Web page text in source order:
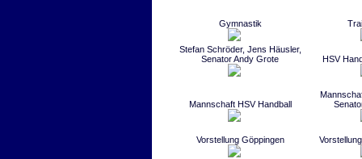
Gymnastik
Stefan Schröder, Jens Häusler,
Senator Andy Grote
HSV
Mannschaft HSV Handball
Vorstellung Göppingen